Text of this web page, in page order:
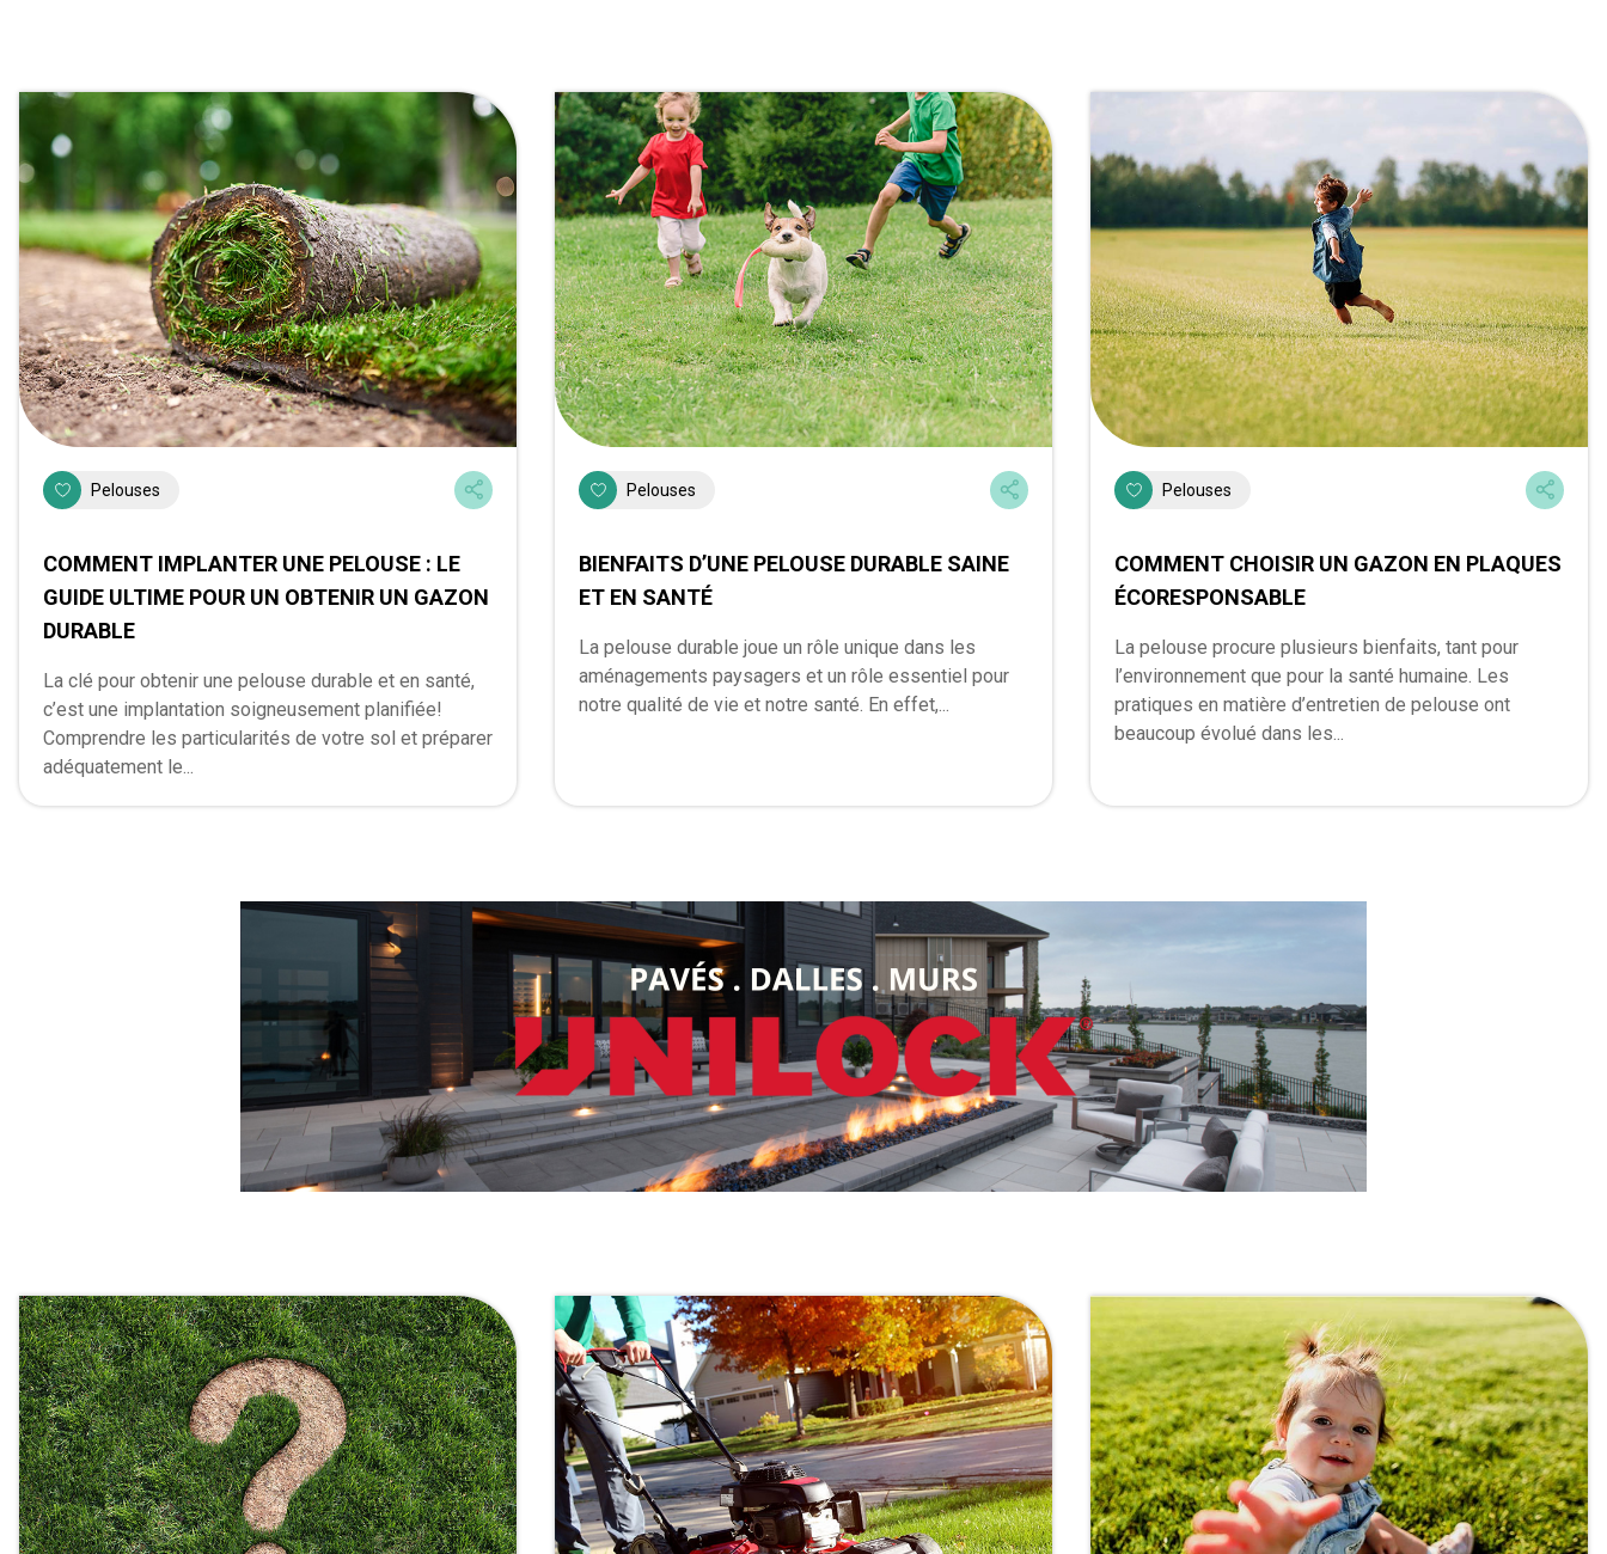
Pelouses
COMMENT IMPLANTER UNE PELOUSE : LE
GUIDE ULTIME POUR UN OBTENIR UN GAZON
DURABLE
La clé pour obtenir une pelouse durable et en santé,
c’est une implantation soigneusement planifiée!
Comprendre les particularités de votre sol et préparer
adéquatement le...
Pelouses
BIENFAITS D’UNE PELOUSE DURABLE SAINE
ET EN SANTÉ
La pelouse durable joue un rôle unique dans les
aménagements paysagers et un rôle essentiel pour
notre qualité de vie et notre santé. En effet,...
Pelouses
COMMENT CHOISIR UN GAZON EN PLAQUES
ÉCORESPONSABLE
La pelouse procure plusieurs bienfaits, tant pour
l’environnement que pour la santé humaine. Les
pratiques en matière d’entretien de pelouse ont
beaucoup évolué dans les...